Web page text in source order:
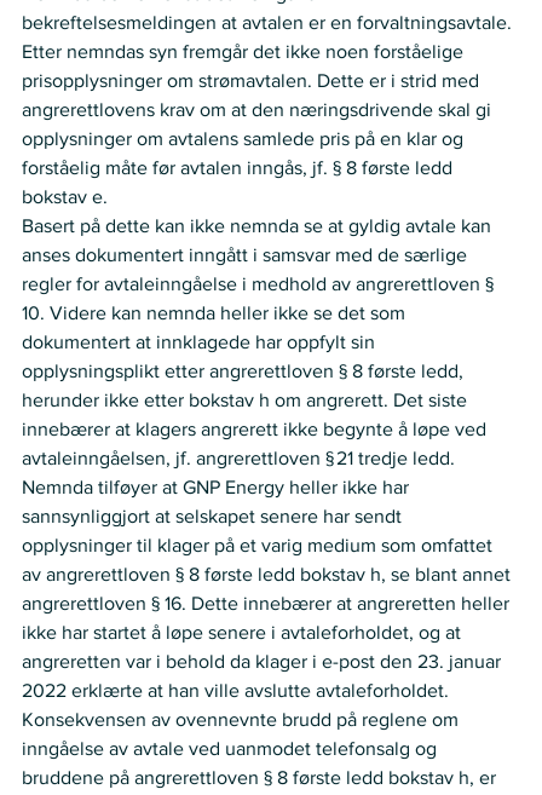
bekreftelsesmeldingen at avtalen er en forvaltningsavtale.
Etter nemndas syn fremgår det ikke noen forståelige
prisopplysninger om strømavtalen. Dette er i strid med
angrerettlovens krav om at den næringsdrivende skal gi
opplysninger om avtalens samlede pris på en klar og
forståelig måte før avtalen inngås, jf. § 8 første ledd
bokstav e.
Basert på dette kan ikke nemnda se at gyldig avtale kan
anses dokumentert inngått i samsvar med de særlige
regler for avtaleinngåelse i medhold av angrerettloven §
10. Videre kan nemnda heller ikke se det som
dokumentert at innklagede har oppfylt sin
opplysningsplikt etter angrerettloven § 8 første ledd,
herunder ikke etter bokstav h om angrerett. Det siste
innebærer at klagers angrerett ikke begynte å løpe ved
avtaleinngåelsen, jf. angrerettloven § 21 tredje ledd.
Nemnda tilføyer at GNP Energy heller ikke har
sannsynliggjort at selskapet senere har sendt
opplysninger til klager på et varig medium som omfattet
av angrerettloven § 8 første ledd bokstav h, se blant annet
angrerettloven § 16. Dette innebærer at angreretten heller
ikke har startet å løpe senere i avtaleforholdet, og at
angreretten var i behold da klager i e-post den 23. januar
2022 erklærte at han ville avslutte avtaleforholdet.
Konsekvensen av ovennevnte brudd på reglene om
inngåelse av avtale ved uanmodet telefonsalg og
bruddene på angrerettloven § 8 første ledd bokstav h, er